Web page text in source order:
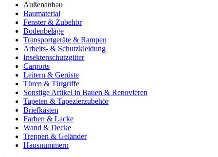
Außenanbau
Baumaterial
Fenster & Zubehör
Bodenbeläge
Transportgeräte & Rampen
Arbeits- & Schutzkleidung
Insektenschutzgitter
Carports
Leitern & Gerüste
Türen & Türgriffe
Sonstige Artikel in Bauen & Renovieren
Tapeten & Tapezierzubehör
Briefkästen
Farben & Lacke
Wand & Decke
Treppen & Geländer
Hausnummern